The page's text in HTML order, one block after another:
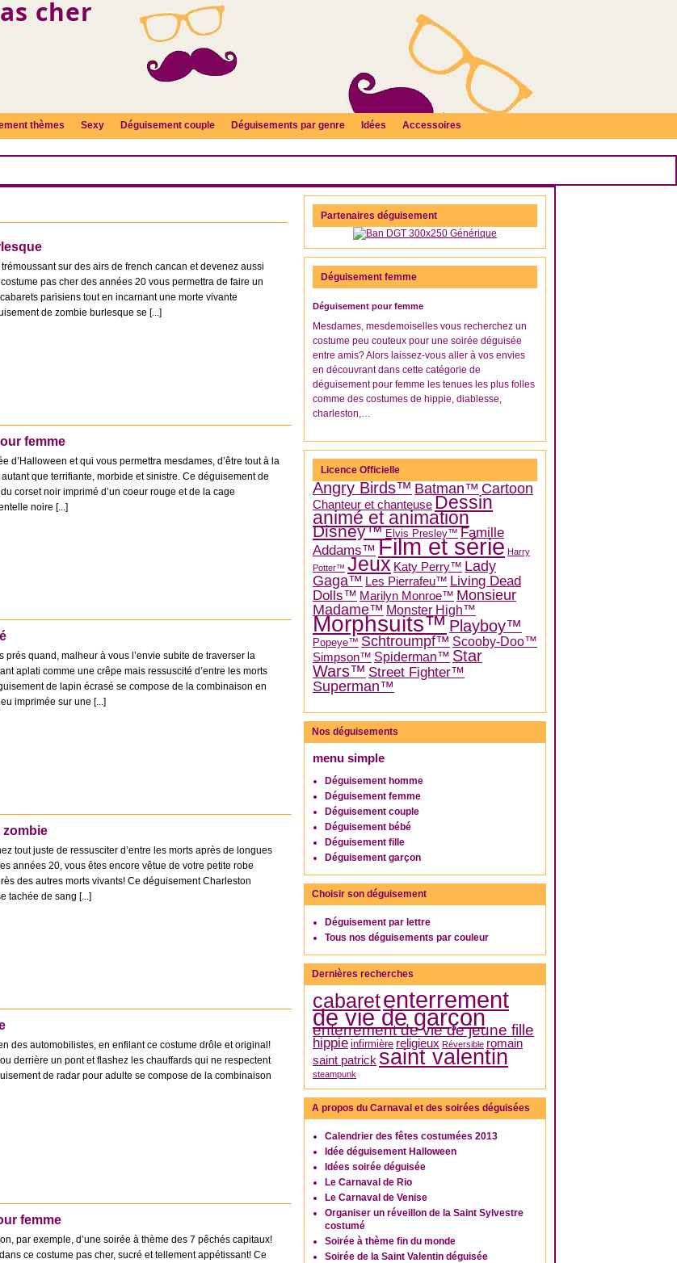
cher
thèmes Sexy Déguisement couple Déguisements par genre Idées Accessoires
sur des airs de french cancan et devenez aussi
pas cher des années 20 vous permettra de faire un
parisiens tout en incarnant une morte vivante
de zombie burlesque se [...]
femme
d’Halloween et qui vous permettra mesdames, d’être tout à la
que terrifiante, morbide et sinistre. Ce déguisement de
corset noir imprimé d’un coeur rouge et de la cage
noire [...]
prés quand, malheur à vous l’envie subite de traverser la
aplati comme une crêpe mais ressuscité d’entre les morts
de lapin écrasé se compose de la combinaison en
imprimée sur une [...]
zombie
tout juste de ressusciter d’entre les morts après de longues
années 20, vous êtes encore vêtue de votre petite robe
des autres morts vivants! Ce déguisement Charleston
tachée de sang [...]
des automobilistes, en enfilant ce costume drôle et original!
derrière un pont et flashez les chauffards qui ne respectent
de radar pour adulte se compose de la combinaison
femme
par exemple, d’une soirée à thème des 7 pêchés capitaux!
ce costume pas cher, sucré et tellement appétissant! Ce
Partenaires déguisement
Déguisement femme
Déguisement pour femme
Mesdames, mesdemoiselles vous recherchez un
costume peu couteux pour une soirée déguisée
entre amis? Alors laissez-vous aller à vos envies
en découvrant dans cette catégorie de
déguisement pour femme les tenues les plus folles
comme des costumes de hippie, diablesse,
charleston,…
Licence Officielle
Angry Birds™ Batman™ Cartoon
Chanteur et chanteuse Dessin
animé et animation
Disney™ Elvis Presley™ Famille
Addams™ Film et série Harry
Potter™ Jeux Katy Perry™ Lady
Gaga™ Les Pierrafeu™ Living Dead
Dolls™ Marilyn Monroe™ Monsieur
Madame™ Monster High™
Morphsuits™Playboy™
Popeye™ Schtroumpf™ Scooby-Doo™
Simpson™ Spiderman™ Star
Wars™ Street Fighter™
Superman™
Nos déguisements
menu simple
Déguisement homme
Déguisement femme
Déguisement couple
Déguisement bébé
Déguisement fille
Déguisement garçon
Choisir son déguisement
Déguisement par lettre
Tous nos déguisements par couleur
Dernières recherches
cabaretenterrement
de vie de garçon
enterrement de vie de jeune fille
hippie infirmière religieux Réversible romain
saint patrick saint valentin
steampunk
A propos du Carnaval et des soirées déguisées
Calendrier des fêtes costumées 2013
Idée déguisement Halloween
Idées soirée déguisée
Le Carnaval de Rio
Le Carnaval de Venise
Organiser un réveillon de la Saint Sylvestre
costumé
Soirée à thème fin du monde
Soirée de la Saint Valentin déguisée